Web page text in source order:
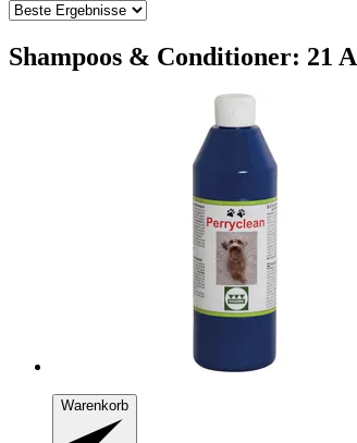
Shampoos & Conditioner: 21
Warenkorb